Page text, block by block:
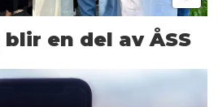
en del av ÅSS